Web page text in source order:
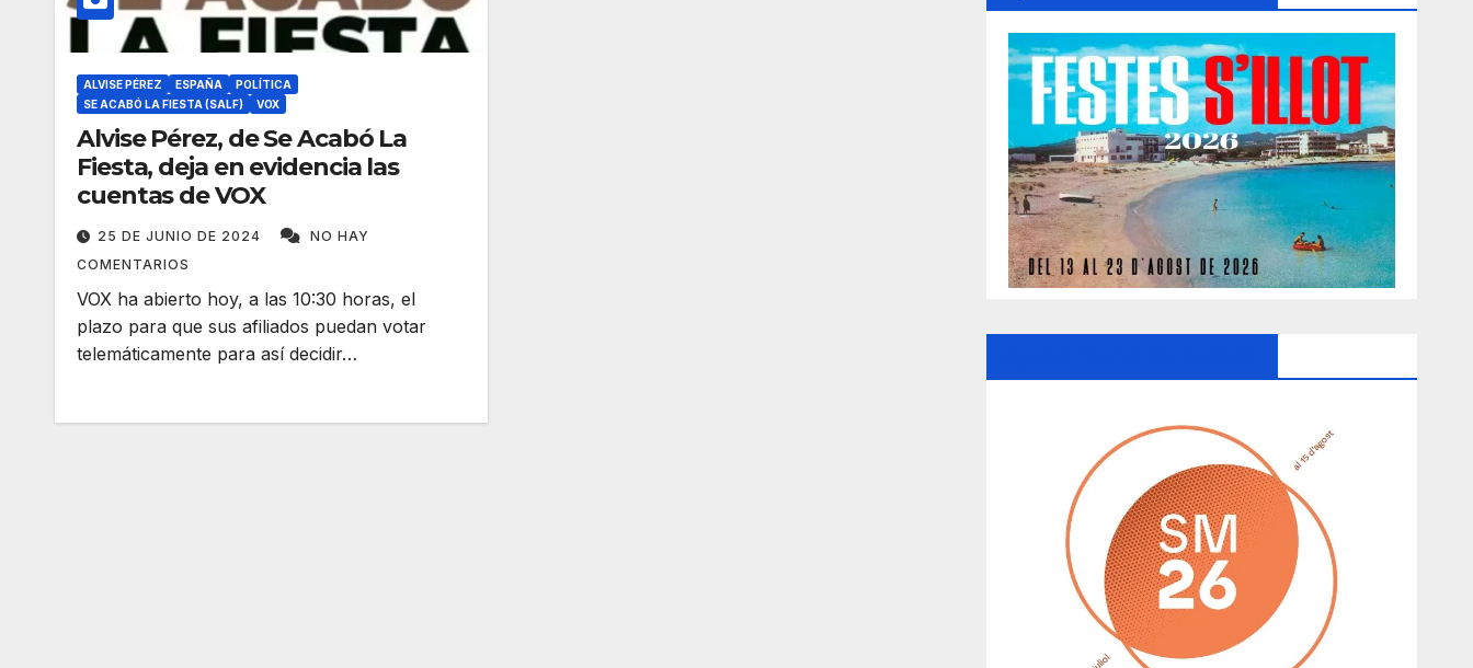
ALVISE PÉREZ ESPAÑA
POLÍTICA
SE ACABÓ LA FIESTA (SALF)
VOX
Alvise Pérez, de Se Acabó La
Fiesta, deja en evidencia las
cuentas de VOX
25 DE JUNIO DE 2024
NO HAY
COMENTARIOS
VOX ha abierto hoy, a las 10:30 horas, el
plazo para que sus afiliados puedan votar
telemáticamente para así decidir…